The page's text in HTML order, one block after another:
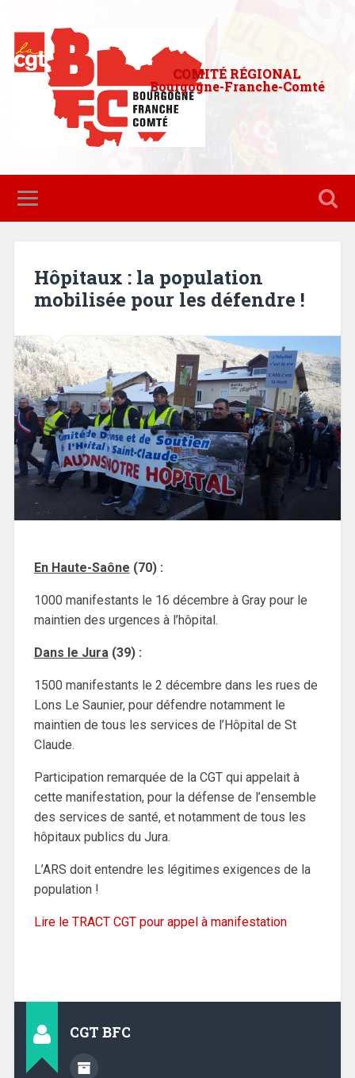
COMITÉ RÉGIONAL
Bourgogne-Franche-Comté
Hôpitaux : la population
mobilisée pour les défendre !
En Haute-Saône (70) :
1000 manifestants le 16 décembre à Gray pour le
maintien des urgences à l’hôpital.
Dans le Jura(39) :
1500 manifestants le 2 décembre dans les rues de
Lons Le Saunier, pour défendre notamment le
maintien de tous les services de l’Hôpital de St
Claude.
Participation remarquée de la CGT qui appelait à
cette manifestation, pour la défense de l’ensemble
des services de santé, et notamment de tous les
hôpitaux publics du Jura.
L’ARS doit entendre les légitimes exigences de la
population !
Lire le TRACT CGT pour appel à manifestation
CGT BFC